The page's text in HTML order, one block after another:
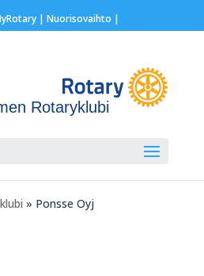
| Nuorisovaihto |
Rotaryklubi
» Ponsse Oyj